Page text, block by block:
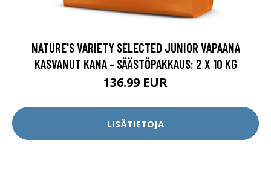
NATURE'S VARIETY SELECTED JUNIOR VAPAANA
KASVANUT KANA - SÄÄSTÖPAKKAUS: 2 X 10 KG
136.99 EUR
LISÄTIETOJA